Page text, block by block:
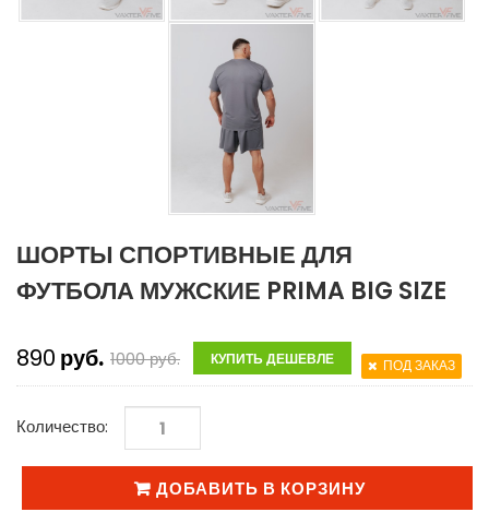
ШОРТЫ СПОРТИВНЫЕ ДЛЯ
ФУТБОЛА МУЖСКИЕ PRIMA BIG SIZE
890 руб. 1000руб. КУПИТЬ ДЕШЕВЛЕ ПОД ЗАКАЗ
Количество:
ДОБАВИТЬ В КОРЗИНУ